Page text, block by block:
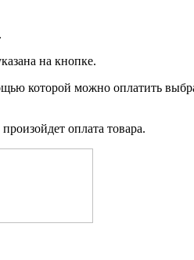
на кнопке.
которой можно оплатить
оплата товара.